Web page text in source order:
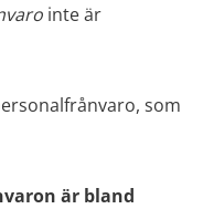
inte är
som
är bland